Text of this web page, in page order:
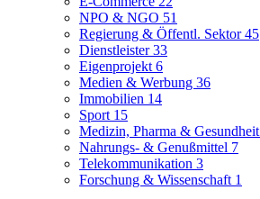
NPO & NGO 51
Regierung & Öffentl. Sektor45
Dienstleister33
Eigenprojekt 6
Medien & Werbung 36
Immobilien 14
Sport 15
Medizin, Pharma & Gesundheit
Nahrungs- & Genußmittel 7
Telekommunikation 3
Forschung & Wissenschaft 1